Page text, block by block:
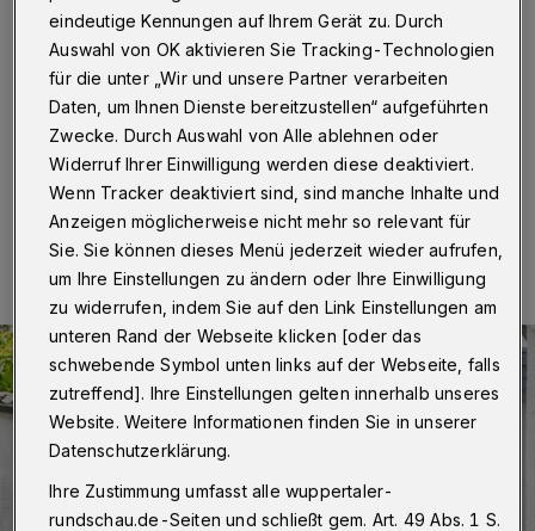
Wuppertal· Die Wuppertaler Roland und Steffi
Bartsch, ursprünglich bekannt aus der Serie "Die
Auswanderer", sind am Mittwoch (24. Oktober 2018)
um 20.15 Uhr zu Gast in der neuen "Mario Barth
Show" auf RTL.
24.10.2018 , 14:00 Uhr Eine Minute Lesezeit
eindeutige Kennungen auf Ihrem Gerät zu. Durch
Auswahl von OK aktivieren Sie Tracking-Technologien
für die unter „Wir und unsere Partner verarbeiten
Daten, um Ihnen Dienste bereitzustellen“ aufgeführten
Zwecke. Durch Auswahl von Alle ablehnen oder
Widerruf Ihrer Einwilligung werden diese deaktiviert.
Wenn Tracker deaktiviert sind, sind manche Inhalte und
Anzeigen möglicherweise nicht mehr so relevant für
Sie. Sie können dieses Menü jederzeit wieder aufrufen,
um Ihre Einstellungen zu ändern oder Ihre Einwilligung
zu widerrufen, indem Sie auf den Link Einstellungen am
unteren Rand der Webseite klicken [oder das
schwebende Symbol unten links auf der Webseite, falls
zutreffend]. Ihre Einstellungen gelten innerhalb unseres
Website. Weitere Informationen finden Sie in unserer
Datenschutzerklärung.
Ihre Zustimmung umfasst alle wuppertaler-
rundschau.de-Seiten und schließt gem. Art. 49 Abs. 1 S.